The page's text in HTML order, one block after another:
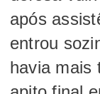
após
entrou
havia mais